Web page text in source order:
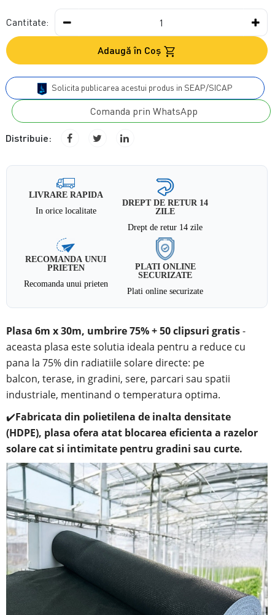
Cantitate:
Adaugă în Coş
Solicita publicarea acestui produs in SEAP/SICAP
Comanda prin WhatsApp
Distribuie:
LIVRARE RAPIDA
In orice localitate
DREPT DE RETUR 14
ZILE
Drept de retur 14 zile
RECOMANDA UNUI
PRIETEN
Recomanda unui prieten
PLATI ONLINE
SECURIZATE
Plati online securizate
Plasa 6m x 30m, umbrire 75% + 50 clipsuri gratis-
aceasta plasa este solutia ideala pentru a reduce cu
pana la 75% din radiatiile solare directe: pe
balcon,terase, in gradini, sere, parcari sau spatii
industriale, mentinand o temperatura optima.
✔️Fabricata din polietilena de inalta densitate
(HDPE), plasa ofera atat blocarea eficienta a razelor
solare cat si intimitate pentru gradini sau curte.